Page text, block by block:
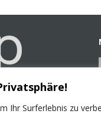
Ihr Surferlebnis zu
GmbH